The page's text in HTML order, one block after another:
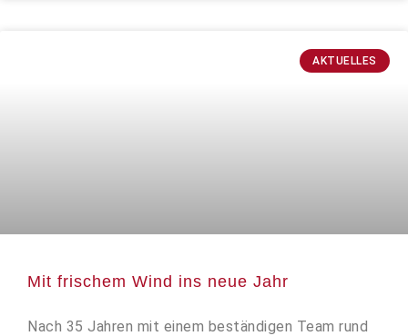
AKTUELLES
Mit frischem Wind ins neue Jahr
Nach 35 Jahren mit einem beständigen Team rund